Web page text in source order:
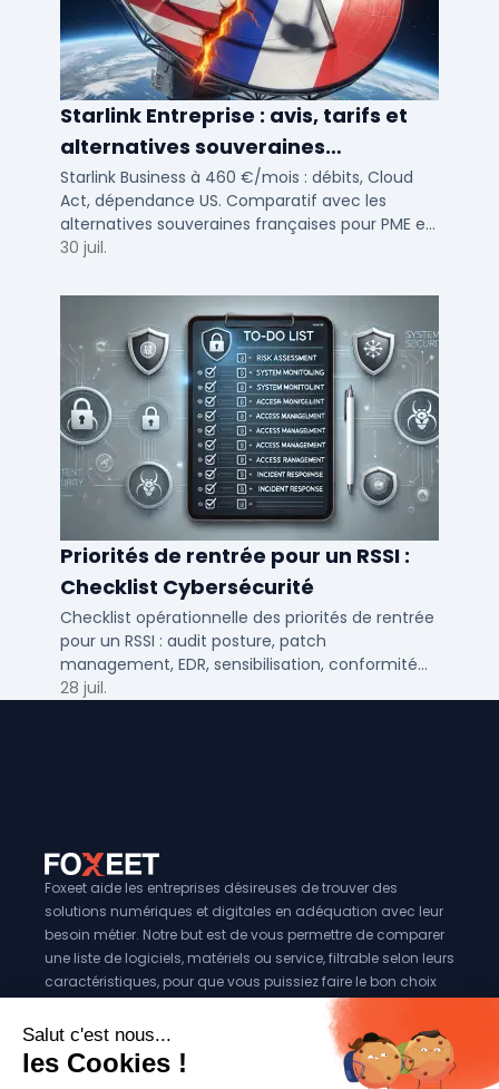
Starlink Entreprise : avis, tarifs et
alternatives souveraines
françaises 2026
Starlink Business à 460 €/mois : débits, Cloud
Act, dépendance US. Comparatif avec les
alternatives souveraines françaises pour PME et
ETI multi-sites. Avis terrain et critères de choix
30 juil.
Priorités de rentrée pour un RSSI :
Checklist Cybersécurité
Checklist opérationnelle des priorités de rentrée
pour un RSSI : audit posture, patch
management, EDR, sensibilisation, conformité
NIS2 et plan de continuité.
28 juil.
Foxeet aide les entreprises désireuses de trouver des
solutions numériques et digitales en adéquation avec leur
besoin métier. Notre but est de vous permettre de comparer
une liste de logiciels, matériels ou service, filtrable selon leurs
caractéristiques, pour que vous puissiez faire le bon choix
Vous êtes éditeur?
Se référencer sur Foxeet